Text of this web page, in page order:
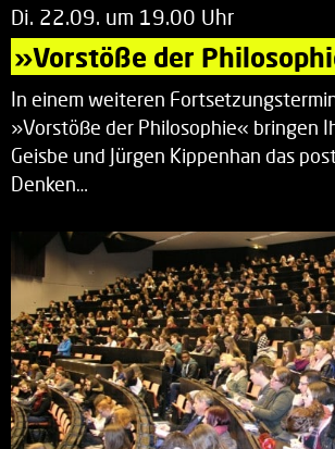
Di. 22.09. um 19.00 Uhr
»Vorstöße der
In einem weiteren
»Vorstöße der Philosophie« bringen
Geisbe und Jürgen Kippenhan das
Denken…